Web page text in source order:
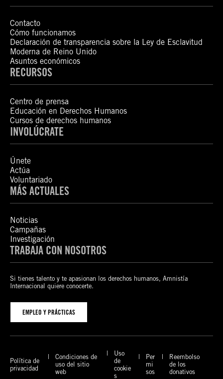
Contacto
Cómo funcionamos
Declaración de transparencia sobre la Ley de Esclavitud
Moderna de Reino Unido
Asuntos económicos
RECURSOS
Centro de prensa
Educación en Derechos Humanos
Cursos de derechos humanos
INVOLÚCRATE
Únete
Actúa
Voluntariado
MÁS ACTUALES
Noticias
Campañas
Investigación
TRABAJA CON NOSOTROS
Si tienes talento y te apasionan los derechos humanos, Amnistía
Internacional quiere conocerte.
EMPLEO Y PRÁCTICAS
Política de
privacidad
Condiciones de
uso del sitio
web
Uso
de
cookie
s
Per
mi
sos
Reembolso
de los
donativos